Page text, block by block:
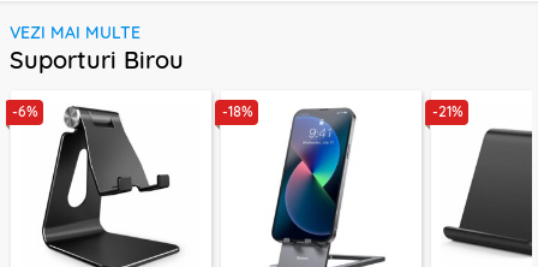
VEZI MAI MULTE
Suporturi Birou
-6% -18% -21%